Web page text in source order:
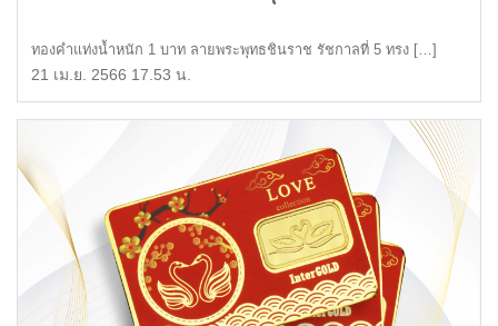
ทองคำแท่งน้ำหนัก 1 บาท ลายพระพุทธชินราช รัชกาลที่ 5 ทรง […]
21 เม.ย. 2566 17.53 น.